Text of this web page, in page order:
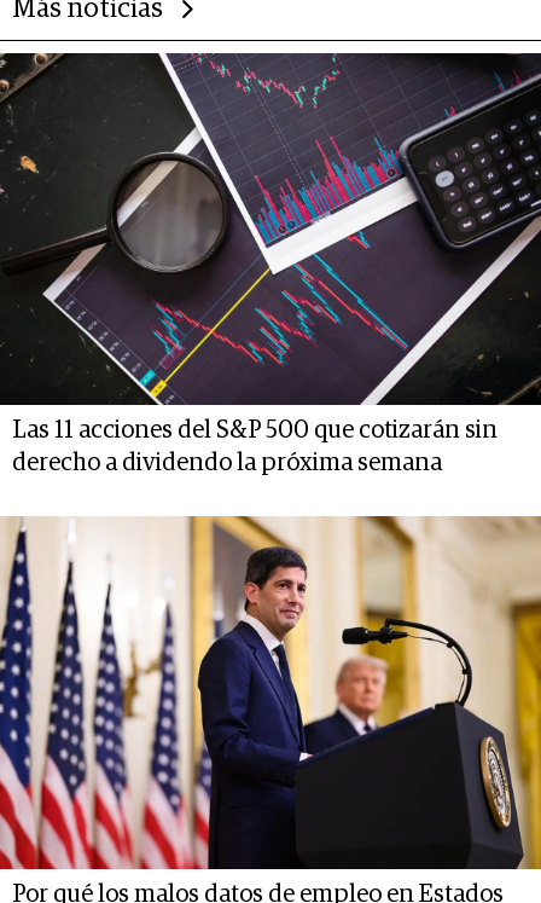
Más noticias
Las 11 acciones del S&P 500 que cotizarán sin
derecho a dividendo la próxima semana
Por qué los malos datos de empleo en Estados